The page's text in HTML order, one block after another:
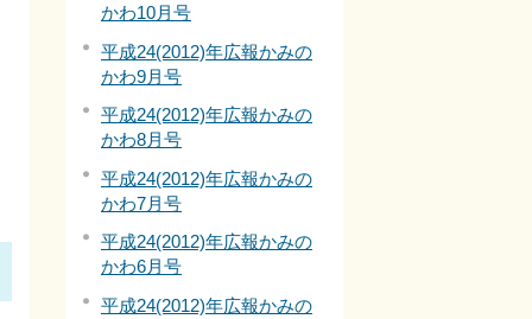
かわ10月号
平成24(2012)年広報かみの
かわ9月号
平成24(2012)年広報かみの
かわ8月号
平成24(2012)年広報かみの
かわ7月号
平成24(2012)年広報かみの
かわ6月号
平成24(2012)年広報かみの